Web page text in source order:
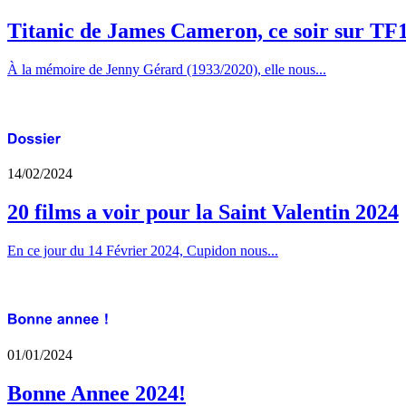
Titanic de James Cameron, ce soir sur
À la mémoire de Jenny Gérard (1933/2020), elle nous...
14/02/2024
20 films a voir pour la Saint Valentin 2024
En ce jour du 14 Février 2024, Cupidon nous...
01/01/2024
Bonne Annee 2024!